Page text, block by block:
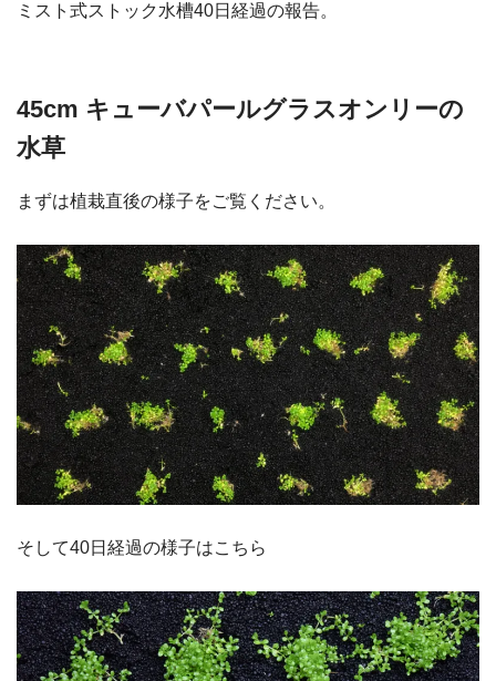
ミスト式ストック水槽40日経過の報告。
45cm キューバパールグラスオンリーの
水草
まずは植栽直後の様子をご覧ください。
そして40日経過の様子はこちら